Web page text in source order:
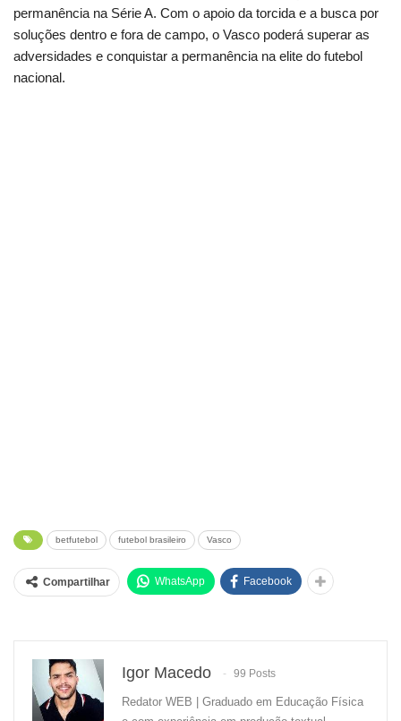
permanência na Série A. Com o apoio da torcida e a busca por
soluções dentro e fora de campo, o Vasco poderá superar as
adversidades e conquistar a permanência na elite do futebol
nacional.
betfutebol futebol brasileiro Vasco
Compartilhar WhatsApp Facebook
Igor Macedo 99 Posts
Redator WEB | Graduado em Educação Física